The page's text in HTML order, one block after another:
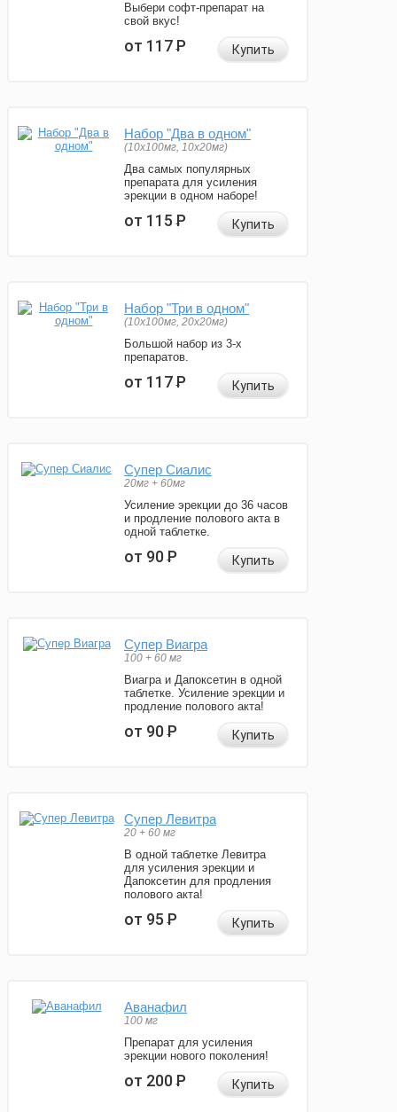
Выбери софт-препарат на
свой вкус!
от 117Р Купить
Набор "Два в одном"
(10x100мг, 10x20мг)
Два самых популярных
препарата для усиления
эрекции в одном наборе!
от 115Р Купить
Набор "Три в одном"
(10x100мг, 20x20мг)
Большой набор из 3-х
препаратов.
от 117Р Купить
Супер Сиалис
20мг + 60мг
Усиление эрекции до 36 часов
и продление полового акта в
одной таблетке.
от 90Р Купить
Супер Виагра
100 + 60 мг
Виагра и Дапоксетин в одной
таблетке. Усиление эрекции и
продление полового акта!
от 90Р Купить
Супер Левитра
20 + 60 мг
В одной таблетке Левитра
для усиления эрекции и
Дапоксетин для продления
полового акта!
от 95Р Купить
Аванафил
100 мг
Препарат для усиления
эрекции нового поколения!
от 200Р Купить